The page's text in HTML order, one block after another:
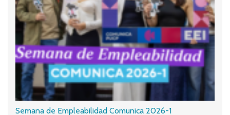
Semana de Empleabilidad Comunica 2026-1